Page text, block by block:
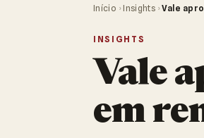
Início › Insights › Vale
INSIGHTS
Vale
em